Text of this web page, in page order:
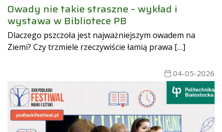
Owady nie takie straszne – wykład i
wystawa w Bibliotece PB
Dlaczego pszczoła jest najważniejszym owadem na
Ziemi? Czy trzmiele rzeczywiście łamią prawa […]
04-05-2026